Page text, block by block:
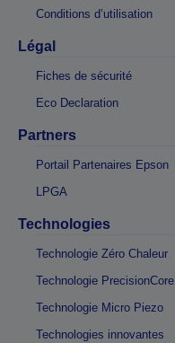
Conditions d’utilisation
Légal
Fiches de sécurité
Eco Declaration
Partners
Portail Partenaires Epson
LPGA
Technologies
Technologie Zéro Chaleur
Technologie PrecisionCore
Technologie Micro Piezo
Technologies innovantes